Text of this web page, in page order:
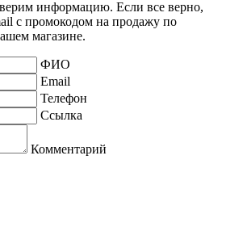
информацию. Если все верно,
с промокодом на продажу по
магазине.
ФИО
Email
Телефон
Ссылка
Комментарий